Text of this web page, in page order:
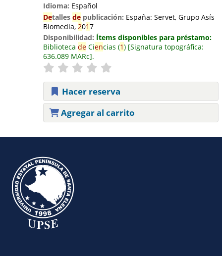
Idioma: Español
Detalles depublicación: España: Servet, Grupo Asís
Biomedia, 2017
Disponibilidad: Ítems disponibles para préstamo:
Biblioteca deCiencias (1) Signatura topográfica:
636.089 MARc .
Hacer reserva
Agregar al carrito